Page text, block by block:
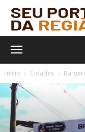
Início Cidades Barueri